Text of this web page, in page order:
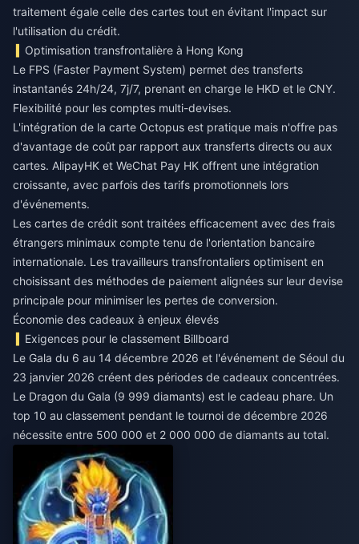
traitement égale celle des cartes tout en évitant l'impact sur
l'utilisation du crédit.
Optimisation transfrontalière à Hong Kong
Le FPS (Faster Payment System) permet des transferts
instantanés 24h/24, 7j/7, prenant en charge le HKD et le CNY.
Flexibilité pour les comptes multi-devises.
L'intégration de la carte Octopus est pratique mais n'offre pas
d'avantage de coût par rapport aux transferts directs ou aux
cartes. AlipayHK et WeChat Pay HK offrent une intégration
croissante, avec parfois des tarifs promotionnels lors
d'événements.
Les cartes de crédit sont traitées efficacement avec des frais
étrangers minimaux compte tenu de l'orientation bancaire
internationale. Les travailleurs transfrontaliers optimisent en
choisissant des méthodes de paiement alignées sur leur devise
principale pour minimiser les pertes de conversion.
Économie des cadeaux à enjeux élevés
Exigences pour le classement Billboard
Le Gala du 6 au 14 décembre 2026 et l'événement de Séoul du
23 janvier 2026 créent des périodes de cadeaux concentrées.
Le Dragon du Gala (9 999 diamants) est le cadeau phare. Un
top 10 au classement pendant le tournoi de décembre 2026
nécessite entre 500 000 et 2 000 000 de diamants au total.